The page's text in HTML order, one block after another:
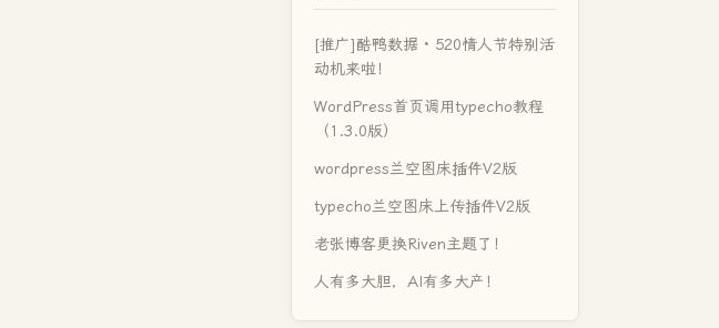
[推广]酷鸭数据 · 520情人节特别活
动机来啦！
WordPress首页调用typecho教程
（1.3.0版）
wordpress兰空图床插件V2版
typecho兰空图床上传插件V2版
老张博客更换Riven主题了！
人有多大胆，AI有多大产！